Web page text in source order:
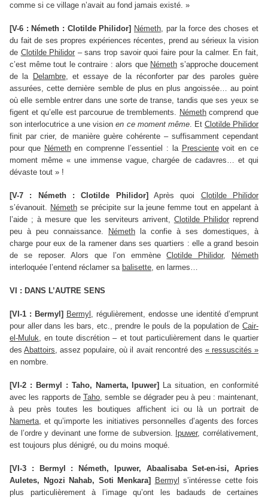
comme si ce village n’avait au fond jamais existé. »
[V-6 : Németh : Clotilde Philidor] Németh, par la force des choses et
du fait de ses propres expériences récentes, prend au sérieux la vision
de Clotilde Philidor – sans trop savoir quoi faire pour la calmer. En fait,
c’est même tout le contraire : alors que Németh s’approche doucement
de la Delambre, et essaye de la réconforter par des paroles guère
assurées, cette dernière semble de plus en plus angoissée… au point
où elle semble entrer dans une sorte de transe, tandis que ses yeux se
figent et qu’elle est parcourue de tremblements. Némethcomprend que
son interlocutrice a une visionen ce moment même. Et Clotilde Philidor
finit par crier, de manière guère cohérente – suffisamment cependant
pour que Némethen comprenne l’essentiel : la Prescientevoit en ce
moment même « une immense vague, chargée de cadavres… et qui
dévaste tout » !
[V-7 : Németh : Clotilde Philidor] Après quoi Clotilde Philidor
s’évanouit. Némethse précipite sur la jeune femme tout en appelant à
l’aide ; à mesure que les serviteurs arrivent, Clotilde Philidorreprend
peu à peu connaissance.
Németh la confie à ses domestiques, à
charge pour eux de la ramener dans ses quartiers : elle a grand besoin
de se reposer. Alors que l’on emmèneClotilde Philidor,
Németh
interloquée l’entend réclamer sa balisette, en larmes…
VI : DANS L’AUTRE SENS
[VI-1 : Bermyl] Bermyl , régulièrement, endosse une identité d’emprunt
pour aller dans les bars, etc., prendre le pouls de la population de Cair-
el-Muluk, en toute discrétion – et tout particulièrement dans le quartier
desAbattoirs, assez populaire, où il avait rencontré des « ressuscités »
en nombre.
[VI-2 : Bermyl : Taho, Namerta, Ipuwer]
La situation, en conformité
avec les rapports de Taho, semble se dégrader peu à peu : maintenant,
à peu près toutes les boutiques affichent ici ou là un portrait de
Namerta, et qu’importe les initiatives personnelles d’agents des forces
de l’ordre y devinant une forme de subversion. Ipuwer, corrélativement,
est toujours plus dénigré, ou du moins moqué.
[VI-3 : Bermyl : Németh, Ipuwer, Abaalisaba Set-en-isi, Apries
Auletes, Ngozi Nahab, Soti Menkara]
Bermyl s’intéresse cette fois
plus particulièrement à l’image qu’ont les badauds de certaines